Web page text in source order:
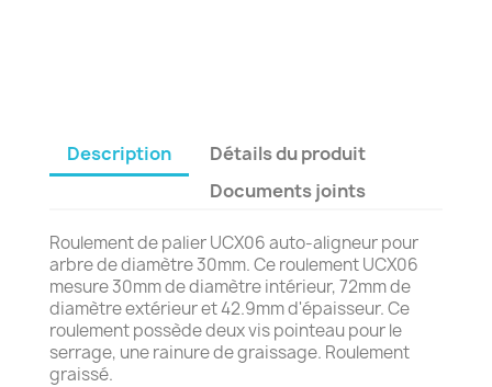
Description
Détails du produit
Documents joints
Roulement de palier UCX06 auto-aligneur pour
arbre de diamètre 30mm. Ce roulement UCX06
mesure 30mm de diamètre intérieur, 72mm de
diamètre extérieur et 42.9mm d'épaisseur. Ce
roulement possède deux vis pointeau pour le
serrage, une rainure de graissage. Roulement
graissé.